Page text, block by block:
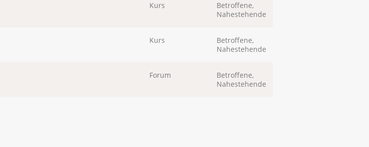
Kurs
Betroffene,
Nahestehende
Kurs
Betroffene,
Nahestehende
Forum
Betroffene,
Nahestehende